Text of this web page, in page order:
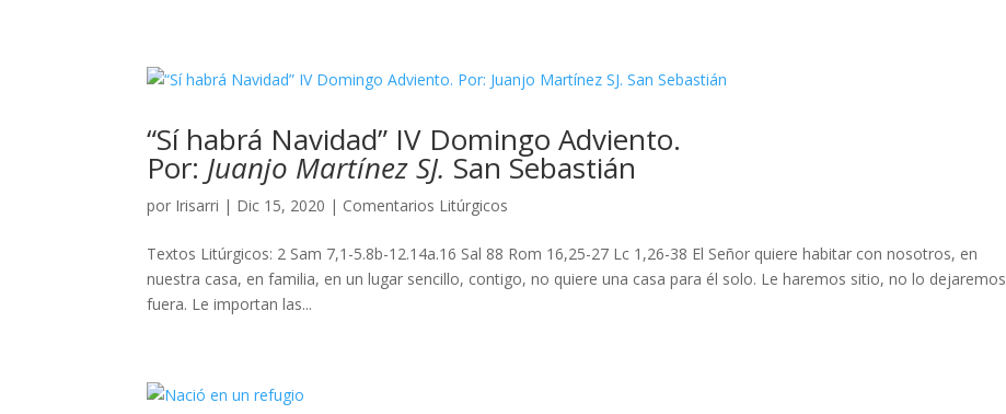
“Sí habrá Navidad” IV Domingo Adviento.
Por: Juanjo Martínez SJ. San Sebastián
por Irisarri | Dic 15, 2020 | Comentarios Litúrgicos
Textos Litúrgicos: 2 Sam 7,1-5.8b-12.14a.16 Sal 88 Rom 16,25-27 Lc 1,26-38 El Señor quiere habitar con nosotros, en
nuestra casa, en familia, en un lugar sencillo, contigo, no quiere una casa para él solo. Le haremos sitio, no lo dejaremos
fuera. Le importan las...